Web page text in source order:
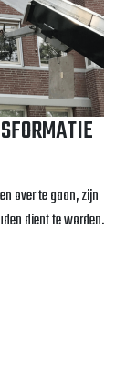
over te gaan, zijn
dient te worden.